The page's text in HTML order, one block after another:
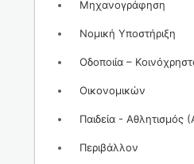
Μηχανογράφηση
Νομική Υποστήριξη
Οδοποιία –
Οικονομικών
Παιδεία - Αθλητισμός
Περιβάλλον